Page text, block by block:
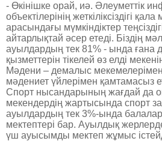
- Өкінішке орай, иә. Әлеуметтік
объектілерінің жеткіліксіздігі
арасындағы мүмкіндіктер
айтарлықтай әсер етеді. Біздің
ауылдардың тек 81% - ында ғана
қызметтерін тікелей өз елді
Мәдени – демалыс
мәдениет үйлерімен қамтамасыз
Спорт нысандарының жағдай да
мекендердің жартысында спорт
ауылдардың тек 3%-ында
мектептері бар. Ауылдық
үш ауысымды мектеп жұмыс